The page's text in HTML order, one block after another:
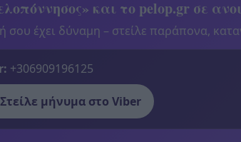
και το pelop.gr σε
έχει δύναμη – στείλε παράπονα,
+306909196125
Στείλε μήνυμα στο Viber